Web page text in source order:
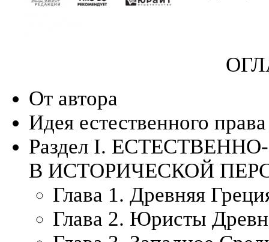
От автора
Идея естественного
Раздел I.
В ИСТОРИЧЕСКОЙ
Глава 1. Древняя
Глава 2. Юристы